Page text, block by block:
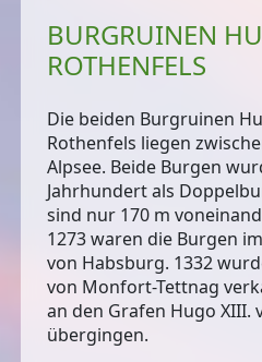
BURGRUINEN
ROTHENFELS
Die beiden Burgruinen
Rothenfels liegen
Alpsee. Beide Burgen
Jahrhundert als
sind nur 170 m
1273 waren die Burgen
von Habsburg. 1332
von Monfort-Tettnag
an den Grafen Hugo
übergingen.